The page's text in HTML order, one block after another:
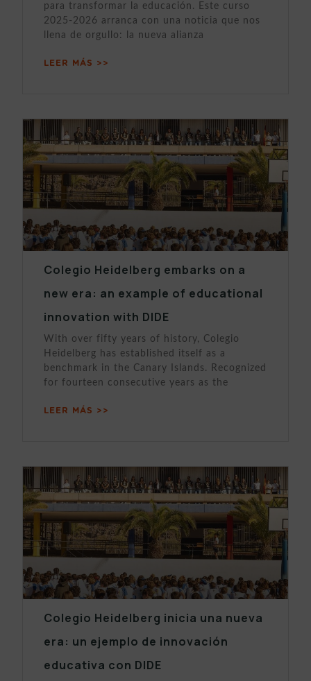
para transformar la educación. Este curso
2025-2026 arranca con una noticia que nos
llena de orgullo: la nueva alianza
LEER MÁS >>
Colegio Heidelberg embarks on a
new era: an example of educational
innovation with DIDE
With over fifty years of history, Colegio
Heidelberg has established itself as a
benchmark in the Canary Islands. Recognized
for fourteen consecutive years as the
LEER MÁS >>
Colegio Heidelberg inicia una nueva
era: un ejemplo de innovación
educativa con DIDE